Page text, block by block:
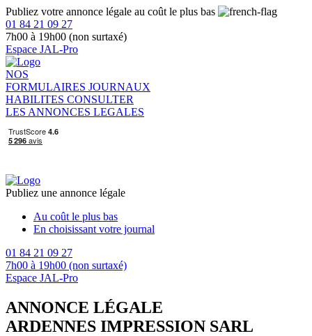
Publiez votre annonce légale au coût le plus bas
01 84 21 09 27
7h00 à 19h00 (non surtaxé)
Espace JAL-Pro
NOS
FORMULAIRES JOURNAUX
HABILITES CONSULTER
LES ANNONCES LEGALES
Publiez une annonce légale
Au coût le plus bas
En choisissant votre journal
01 84 21 09 27
7h00 à 19h00 (non surtaxé)
Espace JAL-Pro
ANNONCE LÉGALE
ARDENNES IMPRESSION SARL